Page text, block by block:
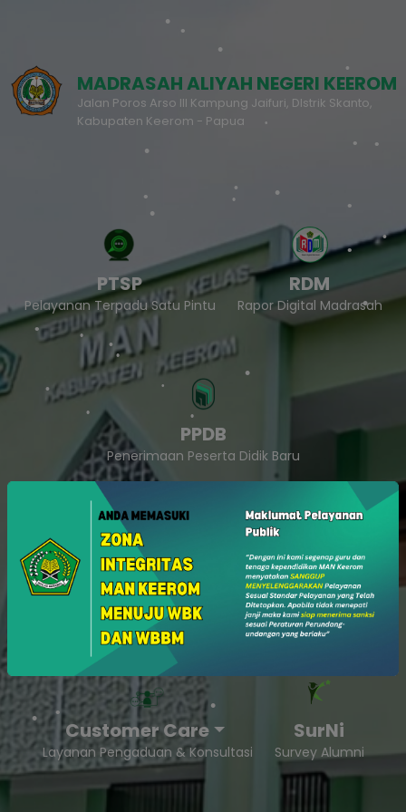
MADRASAH ALIYAH NEGERI KEEROM
Jalan Poros Arso III Kampung Jaifuri, DIstrik Skanto,
Kabupaten Keerom - Papua
PTSP
Pelayanan Terpadu Satu Pintu
RDM
Rapor Digital Madrasah
PPDB
Penerimaan Peserta Didik Baru
SukaSam
Survey Kepuasan Masyarakat
Customer Care
Layanan Pengaduan & Konsultasi
SurNi
Survey Alumni